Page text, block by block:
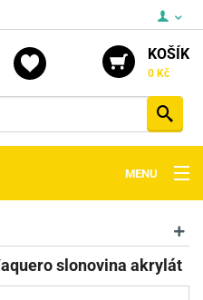
KOŠÍK
0 Kč
MENU
slonovina akrylát